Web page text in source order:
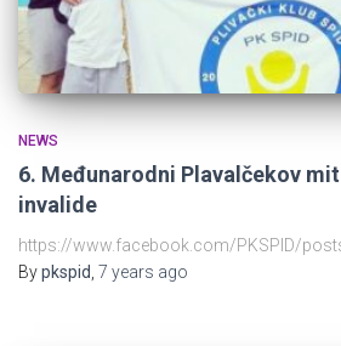
NEWS
6. Međunarodni Plavalčekov
invalide
https://www.facebook.com/PKSPID/
Bypkspid 7 years ago